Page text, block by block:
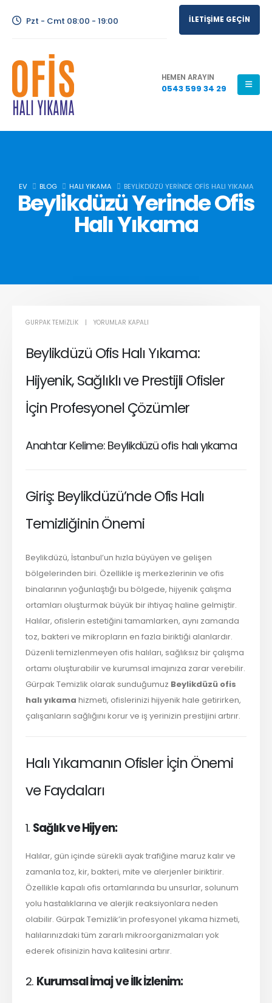
Pzt - Cmt 08:00 - 19:00 İLETİŞİME GEÇİN
HEMEN ARAYIN
0543 599 34 29
EV BLOG HALI YIKAMA BEYLIKDÜZÜ YERINDE OFIS HALI YIKAMA
Beylikdüzü Yerinde Ofis
Halı Yıkama
GURPAK TEMIZLIK
BEYLIKDÜZÜ
OFIS
YIKAMA
YORUMLAR KAPALI
Beylikdüzü Ofis Halı Yıkama:
Hijyenik, Sağlıklı ve Prestijli Ofisler
İçin Profesyonel Çözümler
Anahtar Kelime: Beylikdüzü ofis halı yıkama
Giriş: Beylikdüzü’nde Ofis Halı
Temizliğinin Önemi
Beylikdüzü, İstanbul’un hızla büyüyen ve gelişen
bölgelerinden biri. Özellikle iş merkezlerinin ve ofis
binalarının yoğunlaştığı bu bölgede, hijyenik çalışma
ortamları oluşturmak büyük bir ihtiyaç haline gelmiştir.
Halılar, ofislerin estetiğini tamamlarken, aynı zamanda
toz, bakteri ve mikropların en fazla biriktiği alanlardır.
Düzenli temizlenmeyen ofis halıları, sağlıksız bir çalışma
ortamı oluşturabilir ve kurumsal imajınıza zarar verebilir.
Gürpak Temizlik olarak sunduğumuz Beylikdüzü ofis
halı yıkama hizmeti, ofislerinizi hijyenik hale getirirken,
çalışanların sağlığını korur ve iş yerinizin prestijini artırır.
Halı Yıkamanın Ofisler İçin Önemi
ve Faydaları
1. Sağlık ve Hijyen:
Halılar, gün içinde sürekli ayak trafiğine maruz kalır ve
zamanla toz, kir, bakteri, mite ve alerjenler biriktirir.
Özellikle kapalı ofis ortamlarında bu unsurlar, solunum
yolu hastalıklarına ve alerjik reaksiyonlara neden
olabilir. Gürpak Temizlik’in profesyonel yıkama hizmeti,
halılarınızdaki tüm zararlı mikroorganizmaları yok
ederek ofisinizin hava kalitesini artırır.
2. Kurumsal İmaj ve İlk İzlenim: